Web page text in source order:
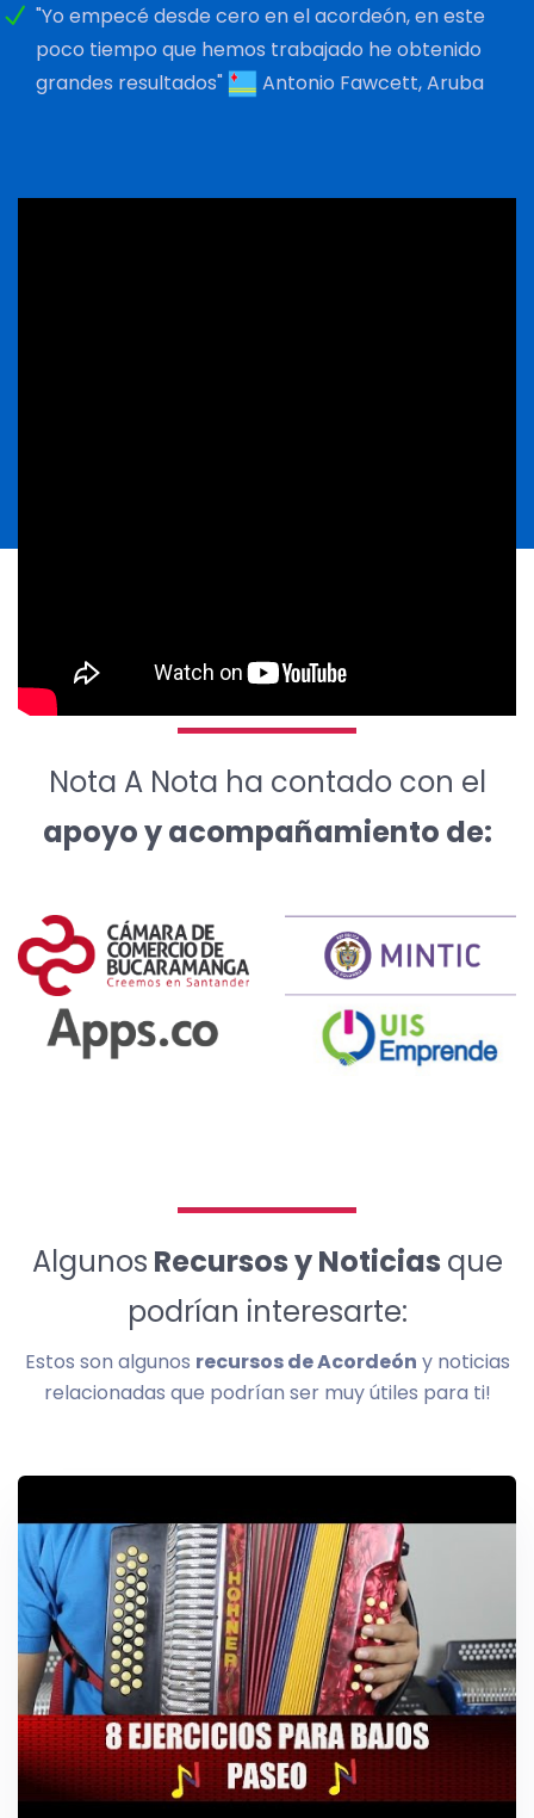
"Yo empecé desde cero en el acordeón, en este
poco tiempo que hemos trabajado he obtenido
grandes resultados"
Antonio Fawcett, Aruba
Nota A Nota ha contado con el
apoyo y acompañamiento de:
Algunos Recursos y Noticias que
podrían interesarte:
Estos son algunos recursos de Acordeón y noticias
relacionadas que podrían ser muy útiles para ti!